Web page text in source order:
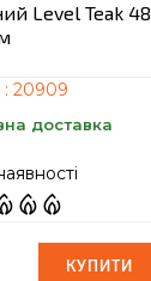
Level Teak 48
20909
доставка
КУПИТИ
КУПИТИ